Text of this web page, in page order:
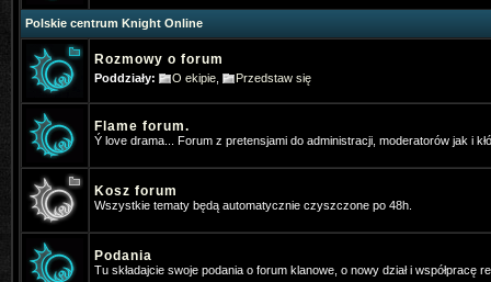
Polskie centrum Knight Online
Rozmowy o forum
Poddziały: O ekipie Przedstaw się
Flame forum.
Ý love drama... Forum z pretensjami do administracji, moderatorów jak i
Kosz forum
Wszystkie tematy będą automatycznie czyszczone po 48h.
Podania
Tu składajcie swoje podania o forum klanowe, o nowy dział i współpracę
⭐OhaGaming.com v1534 ✅
Ja tez gram na MYKO,
*Hangman- 2026-01-13 19:46:40
Www.mykomobile.com
SiwyProjectKO- 2026-03-14 01:51:46
https://prime-myko.com/-
Vey- 2026-06-08 08:47:27